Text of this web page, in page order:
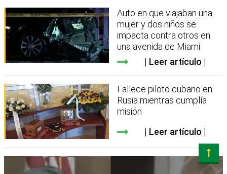
Auto en que viajaban una
mujer y dos niños se
impacta contra otros en
una avenida de Miami
Leer artículo
Fallece piloto cubano en
Rusia mientras cumplía
misión
Leer artículo